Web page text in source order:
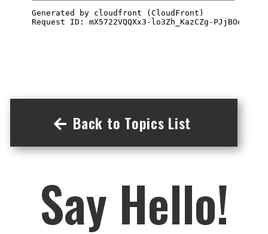
Back to Topics List
Say Hello!